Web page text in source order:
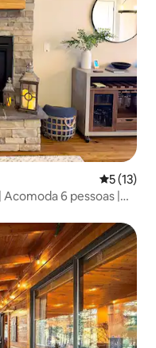
5 de uma
5 (13)
6 pessoas |